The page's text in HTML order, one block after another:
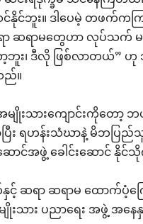
င်ဘူး။ ဒါပေမဲ့ တဖက်က
ဆရာမတွေဟာ လုပ်သက်
း၊ ဒီလို ဖြစ်လာတယ်” ဟု
ည်။
မျိုးသားကျောင်းကိုတော့
ြီး ရဟန်းသံဃာနဲ့ မိဘပြည်
ာင်အဖွဲ့ ခေါင်းဆောင် နိုင်
င့် ဆရာ ဆရာမ ထောက်ပံ့က
ား ပညာရေး အဖွဲ့ အနေ